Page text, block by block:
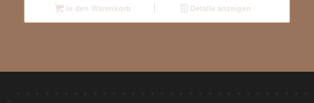
In den Warenkorb Details anzeigen